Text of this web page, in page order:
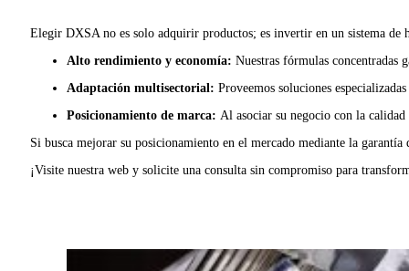
Elegir DXSA no es solo adquirir productos; es invertir en un sistema de
Alto rendimiento y economía: Nuestras fórmulas concentradas
Adaptación multisectorial: Proveemos soluciones
Posicionamiento de marca: Al asociar su negocio con la
Si busca mejorar su posicionamiento en el mercado mediante la
¡Visite nuestra web y solicite una consulta sin compromiso para